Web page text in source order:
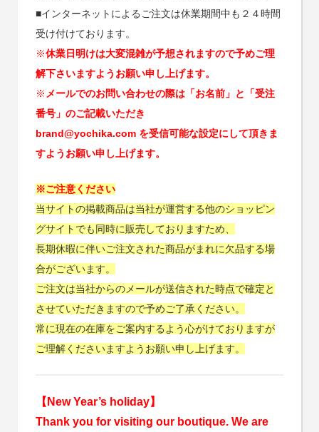
■インターネットによるご注文は休業期間中も２４時間
受け付けております。
※休業日明けは大変混雑が予想されますので予めご理
解下さいますようお願い申し上げます。
※ メールでのお問い合わせの際は「お名前」と「受注
番号」のご記載いただき
brand@yochika.com を受信可能な設定にして頂きま
すようお願い申し上げます。
※ご注意ください
当サイトの掲載商品は当社が運営する他のショッピン
グサイトでも同時に販売しておりますため、
長期休暇に伴いご注文された商品がまれに欠品する場
合がございます。
ご注文は当社からのメールが送信された時点で確定と
させていただきますので予めご了承ください。
常に現在の在庫をご案内するよう心がけておりますが
ご理解くださいますようお願い申し上げます。
【New Year’s holiday】
Thank you for visiting our boutique. We are